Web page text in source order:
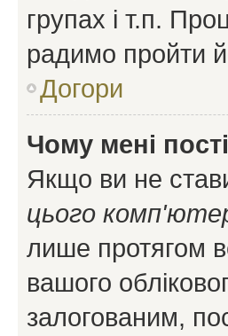
групах і т.п.
радимо пройти
Догори
Чому мені
Якщо ви не
цього
лише протягом
вашого
залогованим,